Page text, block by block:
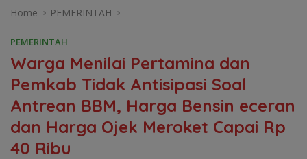
Home PEMERINTAH
PEMERINTAH
Warga Menilai Pertamina dan
Pemkab Tidak Antisipasi Soal
Antrean BBM, Harga Bensin eceran
dan Harga Ojek Meroket Capai Rp
40 Ribu